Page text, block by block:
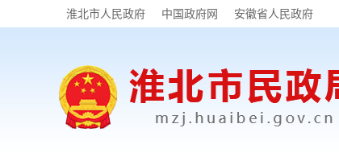
淮北市人民政府 中国政府网 安徽省人民政府